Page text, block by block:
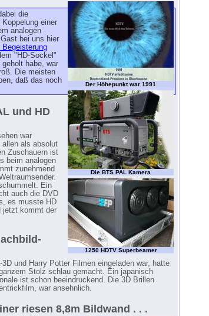
Der Höhepunkt war 1991
Die BTS PAL Kamera
1250 HDTV Superbeamer
die
einer
analogen
bei uns hier
Begeisterung
"HD-Sockel"
habe, war
Die meisten
daß das noch
und HD
war
allen als absolut
Zuschauern ist
beim analogen
zunehmend
Ein
auch die DVD
es musste HD
jetzt kommt der
und Harry Potter Filmen eingeladen war, hatte
Stolz schlau gemacht. Ein japanisch
ist schon beeindruckend. Die 3D Brillen
war ansehnlich.
riesen 8,8m Bildwand . . .